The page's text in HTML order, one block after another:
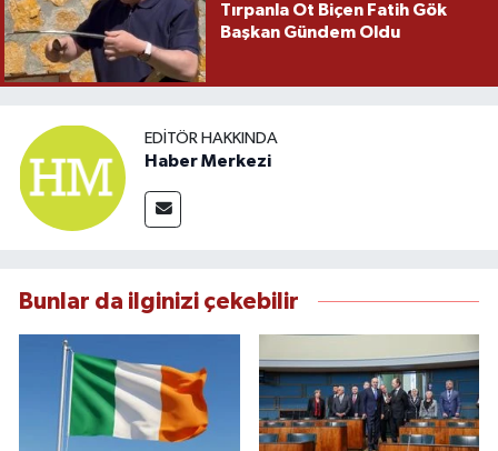
Tırpanla Ot Biçen Fatih Gök
Başkan Gündem Oldu
EDITÖR HAKKINDA
Haber Merkezi
Bunlar da ilginizi çekebilir